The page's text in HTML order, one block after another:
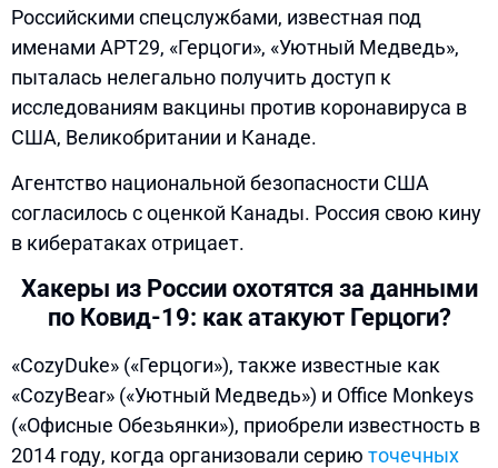
Российскими спецслужбами, известная под
именами APT29, «Герцоги», «Уютный Медведь»,
пыталась нелегально получить доступ к
исследованиям вакцины против коронавируса в
США, Великобритании и Канаде.
Агентство национальной безопасности США
согласилось с оценкой Канады. Россия свою кину
в кибератаках отрицает.
Хакеры из России охотятся за данными
по Ковид-19: как атакуют Герцоги?
«CozyDuke» («Герцоги»), также известные как
«CozyBear» («Уютный Медведь») и Office Monkeys
(«Офисные Обезьянки»), приобрели известность в
2014 году, когда организовали серию точечных